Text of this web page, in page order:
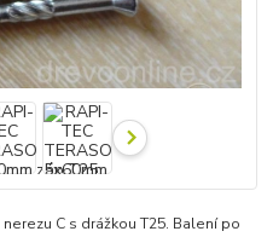
C s drážkou T25. Balení po